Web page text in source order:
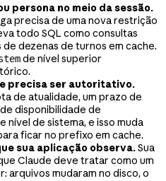
persona no meio da sessão.
precisa de uma nova restrição
todo SQL como consultas
dezenas de turnos em cache.
de nível superior
precisa ser autoritativo.
de atualidade, um prazo de
disponibilidade de
nível de sistema, e isso muda
ficar no prefixo em cache.
sua aplicação observa.Sua
Claude deve tratar como um
arquivos mudaram no disco, o